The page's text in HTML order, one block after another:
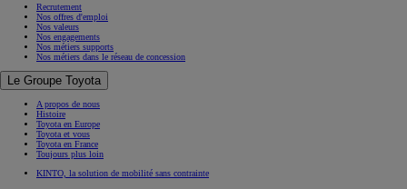
Recrutement
Nos offres d'emploi
Nos valeurs
Nos engagements
Nos métiers supports
Nos métiers dans le réseau de concession
Le Groupe Toyota
A propos de nous
Histoire
Toyota en Europe
Toyota et vous
Toyota en France
Toujours plus loin
KINTO, la solution de mobilité sans contrainte